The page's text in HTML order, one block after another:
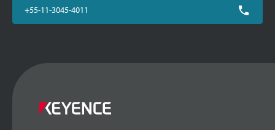
+55-11-3045-4011